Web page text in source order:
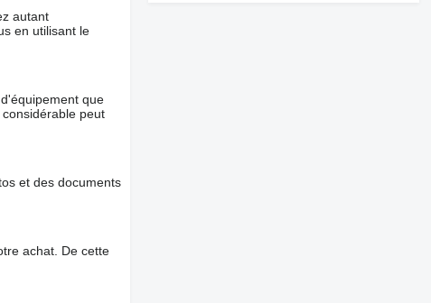
autant
en utilisant le
que
peut
et des documents
achat. De cette